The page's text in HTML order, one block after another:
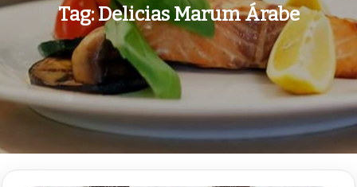
Tag:Delicias Marum Árabe